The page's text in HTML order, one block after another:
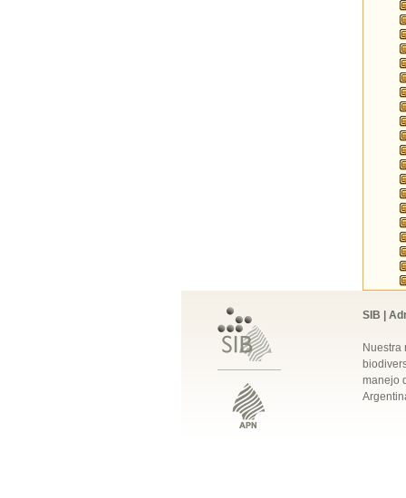
SIB |
Nuestra
manejo